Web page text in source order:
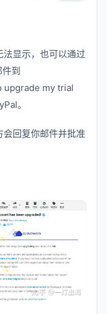
显示，也可以通过
到
upgrade my trial
。
回复你邮件并批准